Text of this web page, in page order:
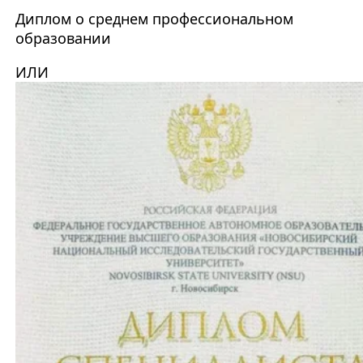
Диплом о среднем профессиональном
образовании
ИЛИ